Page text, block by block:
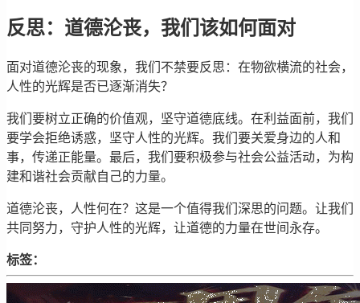
反思：道德沦丧，我们该如何面对
面对道德沦丧的现象，我们不禁要反思：在物欲横流的社会，
人性的光辉是否已逐渐消失？
我们要树立正确的价值观，坚守道德底线。在利益面前，我们
要学会拒绝诱惑，坚守人性的光辉。我们要关爱身边的人和
事，传递正能量。最后，我们要积极参与社会公益活动，为构
建和谐社会贡献自己的力量。
道德沦丧，人性何在？这是一个值得我们深思的问题。让我们
共同努力，守护人性的光辉，让道德的力量在世间永存。
标签：